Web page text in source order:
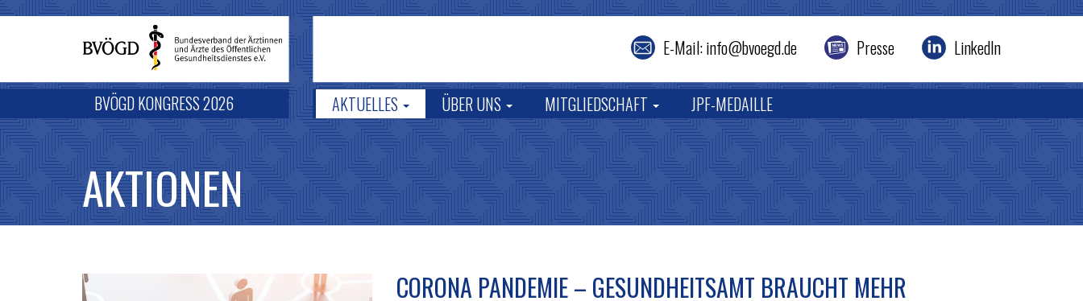
E-Mail: info@bvoegd.de Presse LinkedIn
BVÖGD KONGRESS 2026 AKTUELLES ÜBER UNS MITGLIEDSCHAFT JPF-MEDAILLE
AKTIONEN
CORONA PANDEMIE – GESUNDHEITSAMT BRAUCHT MEHR